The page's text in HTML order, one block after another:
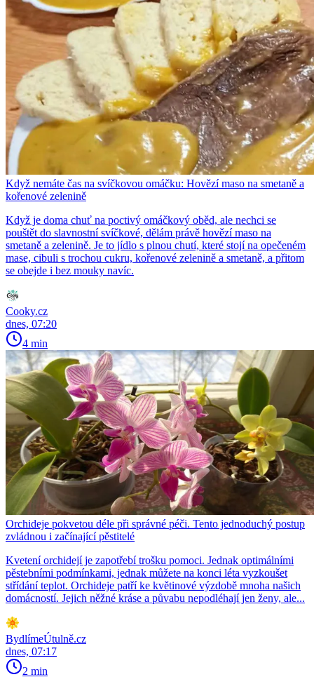
Když nemáte čas na svíčkovou omáčku: Hovězí maso na smetaně a
kořenové zelenině
Když je doma chuť na poctivý omáčkový oběd, ale nechci se
pouštět do slavnostní svíčkové, dělám právě hovězí maso na
smetaně a zelenině. Je to jídlo s plnou chutí, které stojí na opečeném
mase, cibuli s trochou cukru, kořenové zelenině a smetaně, a přitom
se obejde i bez mouky navíc.
Cooky.cz
dnes, 07:20
4 min
Orchideje pokvetou déle při správné péči. Tento jednoduchý postup
zvládnou i začínající pěstitelé
Kvetení orchidejí je zapotřebí trošku pomoci. Jednak optimálními
pěstebními podmínkami, jednak můžete na konci léta vyzkoušet
střídání teplot. Orchideje patří ke květinové výzdobě mnoha našich
domácností. Jejich něžné kráse a půvabu nepodléhají jen ženy, ale...
BydlímeÚtulně.cz
dnes, 07:17
2 min